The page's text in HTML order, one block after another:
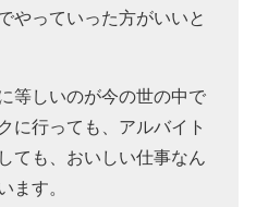
やっていった方がいいと
等しいのが今の世の中で
に行っても、アルバイト
ても、おいしい仕事なん
ます。